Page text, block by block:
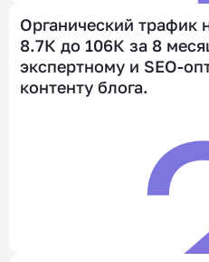
Органический трафик
8.7К до 106К за 8
экспертному и SEO-
контенту блога.